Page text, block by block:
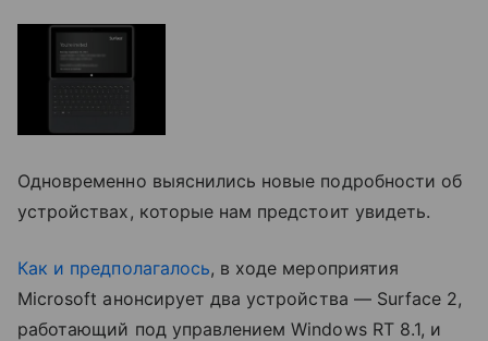
Одновременно выяснились новые подробности об
устройствах, которые нам предстоит увидеть.
Как и предполагалось, в ходе мероприятия
Microsoft анонсирует два устройства — Surface 2,
работающий под управлением Windows RT 8.1, и